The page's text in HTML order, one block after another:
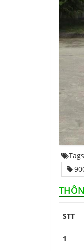
STT
1